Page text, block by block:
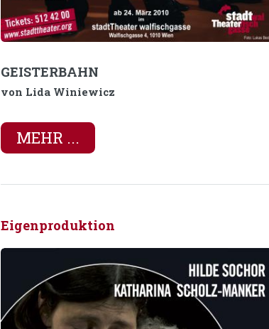
GEISTERBAHN
von Lida Winiewicz
MEHR ...
Eigenproduktion